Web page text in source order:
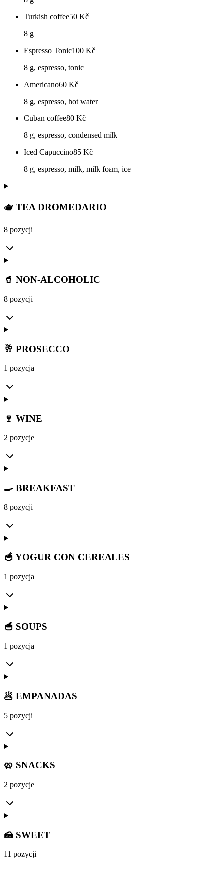
Turkish coffee50 Kč
8 g
Espresso Tonic100 Kč
8 g, espresso, tonic
Americano60 Kč
8 g, espresso, hot water
Cuban coffee80 Kč
8 g, espresso, condensed milk
Iced Capuccino85 Kč
8 g, espresso, milk, milk foam, ice
🫖 TEA DROMEDARIO
8 pozycji
🥤 NON-ALCOHOLIC
8 pozycji
🥂 PROSECCO
1 pozycja
🍷 WINE
2 pozycje
🍳 BREAKFAST
8 pozycji
🥣 YOGUR CON CEREALES
1 pozycja
🥣 SOUPS
1 pozycja
🥟 EMPANADAS
5 pozycji
🥨 SNACKS
2 pozycje
🍰 SWEET
11 pozycji